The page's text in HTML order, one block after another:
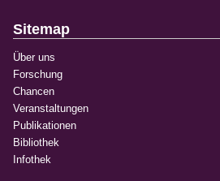
Sitemap
Über uns
Forschung
Chancen
Veranstaltungen
Publikationen
Bibliothek
Infothek